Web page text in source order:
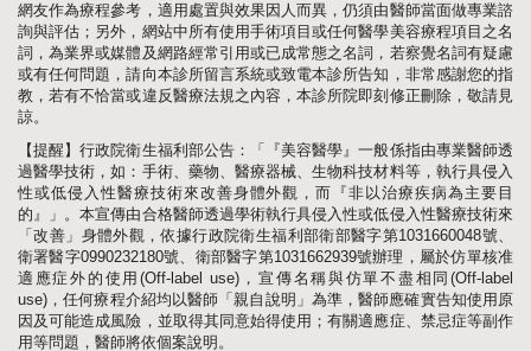
網友作為療程參考，適用處置與效果因人而異，仍須由醫師當面做專業諮
詢與評估；另外，網站中所有使用手術項目或任何醫學美容療程項目之名
詞，為業界或媒體及網路經常引用或已成常態之名詞，若察覺名詞有疑慮
或有任何問題，請向本診所留言系統或致電本診所告知，非常感謝您的指
教，若有不恰當或違反醫療法規之內容，本診所院即刻修正刪除，敬請見
諒。
【提醒】行政院衛生福利部公告：「『美容醫學』一般係指由專業醫師透
過醫學技術，如：手術、藥物、醫療器械、生物科技材料等，執行具侵入
性或低侵入性醫療技術來改善身體外觀，而『非以治療疾病為主要目
的』」。本宣傳由合格醫師透過學術執行具侵入性或低侵入性醫療技術來
「改善」身體外觀，依據行政院衛生福利部衛部醫字第1031660048號、
衛署醫字0990232180號、衛部醫字第1031662939號辦理，屬於仿單核准
適應症外的使用(Off-label use)，宣傳名稱與仿單不盡相同(Off-label
use)，任何療程介紹均以醫師「親自說明」為準，醫師應確實告知使用原
因及可能造成風險，並取得其同意始得使用；有關適應症、禁忌症等副作
用等問題，醫師將依個案說明。